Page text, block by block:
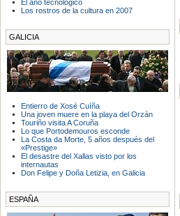
El año tecnológico
Los rostros de la cultura en 2007
GALICIA
Entierro de Xosé Cuíña
Una joven muere en la playa del Orzán
Touriño visita A Coruña
Lo que Portodemouros esconde
La Costa da Morte, 5 años después del
«Prestige»
El desastre del Xallas visto por los
internautas
Don Felipe y Doña Letizia, en Galicia
ESPAÑA